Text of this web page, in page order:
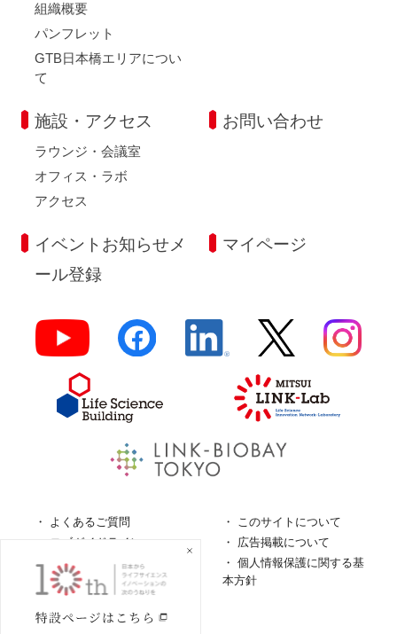
組織概要
パンフレット
GTB日本橋エリアについ
て
施設・アクセス
ラウンジ・会議室
オフィス・ラボ
アクセス
お問い合わせ
イベントお知らせメ
ール登録
マイページ
よくあるご質問
このサイトについて
ロゴガイドライン
広告掲載について
特定商取引法に基づく表
個人情報保護に関する基
本方針